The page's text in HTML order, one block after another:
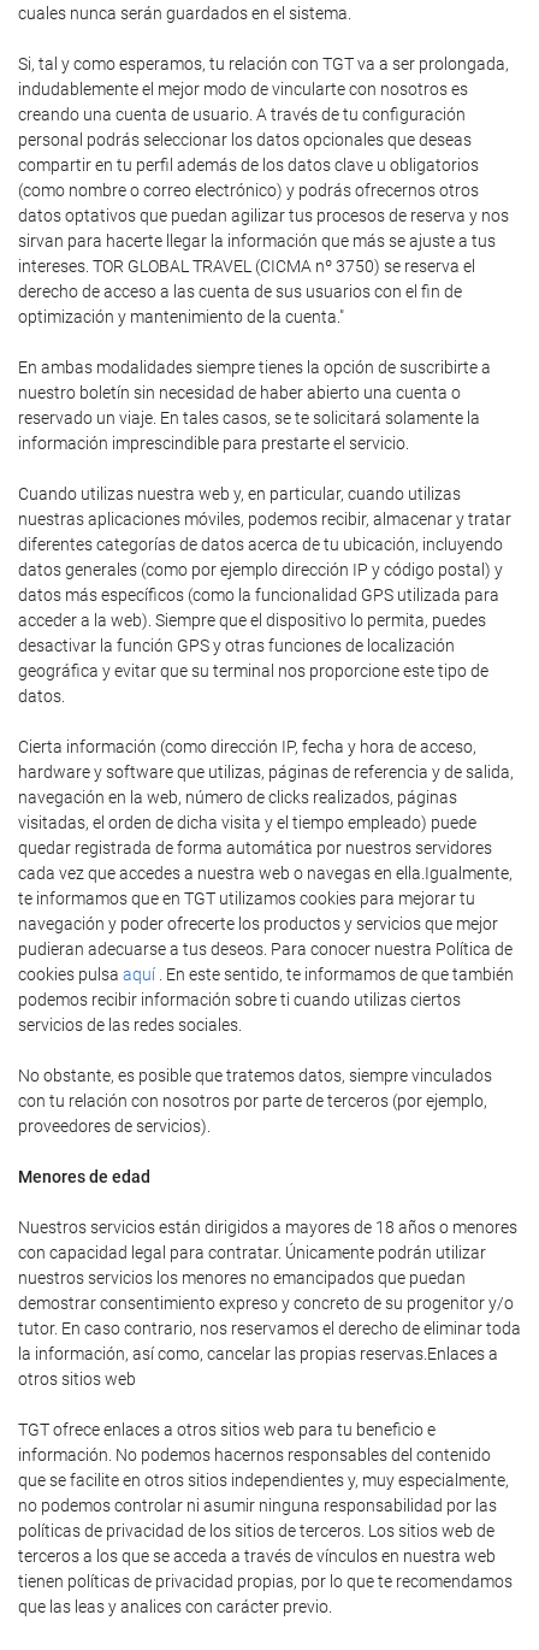
cuales nunca serán guardados en el sistema.
Si, tal y como esperamos, tu relación con TGT va a ser prolongada,
indudablemente el mejor modo de vincularte con nosotros es
creando una cuenta de usuario. A través de tu configuración
personal podrás seleccionar los datos opcionales que deseas
compartir en tu perfil además de los datos clave u obligatorios
(como nombre o correo electrónico) y podrás ofrecernos otros
datos optativos que puedan agilizar tus procesos de reserva y nos
sirvan para hacerte llegar la información que más se ajuste a tus
intereses. TOR GLOBAL TRAVEL (CICMA nº 3750) se reserva el
derecho de acceso a las cuenta de sus usuarios con el fin de
optimización y mantenimiento de la cuenta."
En ambas modalidades siempre tienes la opción de suscribirte a
nuestro boletín sin necesidad de haber abierto una cuenta o
reservado un viaje. En tales casos, se te solicitará solamente la
información imprescindible para prestarte el servicio.
Cuando utilizas nuestra web y, en particular, cuando utilizas
nuestras aplicaciones móviles, podemos recibir, almacenar y tratar
diferentes categorías de datos acerca de tu ubicación, incluyendo
datos generales (como por ejemplo dirección IP y código postal) y
datos más específicos (como la funcionalidad GPS utilizada para
acceder a la web). Siempre que el dispositivo lo permita, puedes
desactivar la función GPS y otras funciones de localización
geográfica y evitar que su terminal nos proporcione este tipo de
datos.
Cierta información (como dirección IP, fecha y hora de acceso,
hardware y software que utilizas, páginas de referencia y de salida,
navegación en la web, número de clicks realizados, páginas
visitadas, el orden de dicha visita y el tiempo empleado) puede
quedar registrada de forma automática por nuestros servidores
cada vez que accedes a nuestra web o navegas en ella.Igualmente,
te informamos que en TGT utilizamos cookies para mejorar tu
navegación y poder ofrecerte los productos y servicios que mejor
pudieran adecuarse a tus deseos. Para conocer nuestra Política de
cookies pulsa aquí . En este sentido, te informamos de que también
podemos recibir información sobre ti cuando utilizas ciertos
servicios de las redes sociales.
No obstante, es posible que tratemos datos, siempre vinculados
con tu relación con nosotros por parte de terceros (por ejemplo,
proveedores de servicios).
Menores de edad
Nuestros servicios están dirigidos a mayores de 18 años o menores
con capacidad legal para contratar. Únicamente podrán utilizar
nuestros servicios los menores no emancipados que puedan
demostrar consentimiento expreso y concreto de su progenitor y/o
tutor. En caso contrario, nos reservamos el derecho de eliminar toda
la información, así como, cancelar las propias reservas.Enlaces a
otros sitios web
TGT ofrece enlaces a otros sitios web para tu beneficio e
información. No podemos hacernos responsables del contenido
que se facilite en otros sitios independientes y, muy especialmente,
no podemos controlar ni asumir ninguna responsabilidad por las
políticas de privacidad de los sitios de terceros. Los sitios web de
terceros a los que se acceda a través de vínculos en nuestra web
tienen políticas de privacidad propias, por lo que te recomendamos
que las leas y analices con carácter previo.